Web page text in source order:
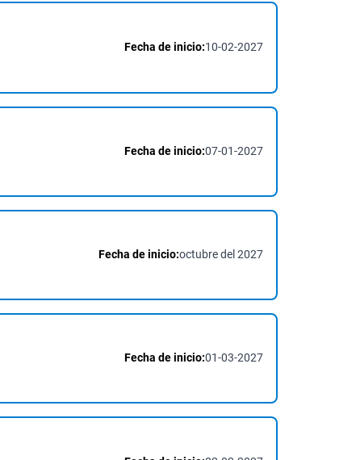
Fecha de inicio:10-02-2027
Fecha de inicio:07-01-2027
Fecha de inicio:octubre del 2027
Fecha de inicio:01-03-2027